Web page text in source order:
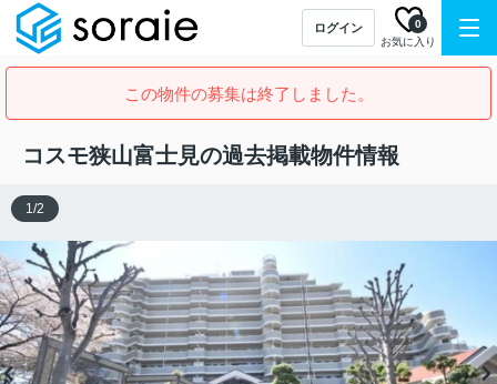
ログイン
お気に入り
0
この物件の募集は終了しました。
コスモ狭山富士見の過去掲載物件情報
1/2